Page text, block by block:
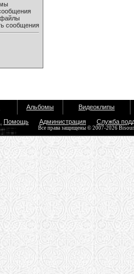
файлы
сообщения
Альбомы Видеоклипы
Помощь Администрация Служба
Все права защищены © 2007-2026